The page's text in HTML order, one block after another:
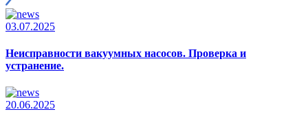
03.07.2025
Неисправности вакуумных насосов. Проверка и
устранение.
20.06.2025